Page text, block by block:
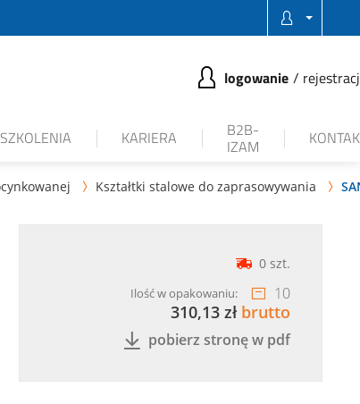
logowanie
SZKOLENIA KARIERA B2B-
IZAM
 Kształtki stalowe do zaprasowywania 
0 szt.
Ilość w opakowaniu: 10
310,13 zł brutto
pobierz stronę w pdf